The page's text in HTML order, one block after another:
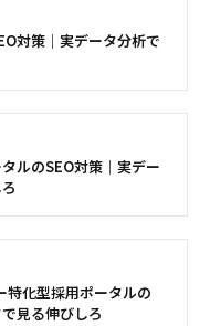
対策｜実データ分析で
ルのSEO対策｜実デー
特化型採用ポータルの
見る伸びしろ